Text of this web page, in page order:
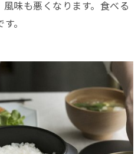
味も悪くなります。食べる
。